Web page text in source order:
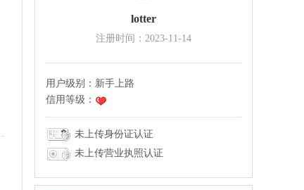
lotter
注册时间：2023-11-14
用户级别： 新手上路
信用等级：
未上传身份证认证
未上传营业执照认证